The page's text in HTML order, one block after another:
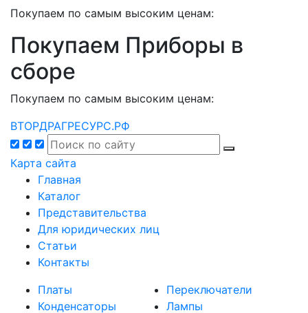
Покупаем по самым высоким ценам:
Покупаем Приборы в
сборе
Покупаем по самым высоким ценам:
ВТОРДРАГРЕСУРС.РФ
Карта сайта
Главная
Каталог
Представительства
Для юридических лиц
Статьи
Контакты
Платы
Конденсаторы
Переключатели
Лампы